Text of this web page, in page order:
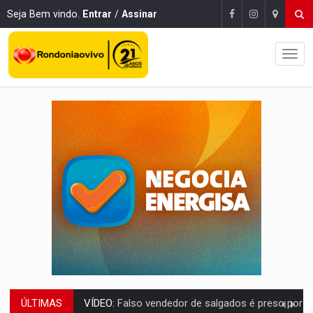
Seja Bem vindo. Entrar / Assinar
ÚLTIMAS BATATA-DOCE E FRANGO: Faça esse escondidinho e me